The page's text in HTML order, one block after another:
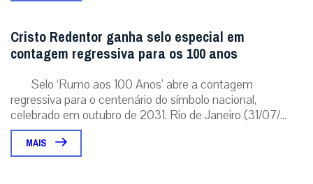
Cristo Redentor ganha selo especial em
contagem regressiva para os 100 anos
Selo ‘Rumo aos 100 Anos’ abre a contagem
regressiva para o centenário do símbolo nacional,
celebrado em outubro de 2031. Rio de Janeiro (31/07/...
MAIS